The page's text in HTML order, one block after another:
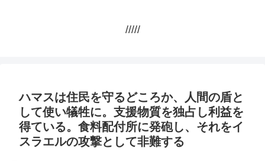
/////
ハマスは住民を守るどころか、人間の盾と
して使い犠牲に。支援物質を独占し利益を
得ている。食料配付所に発砲し、それをイ
スラエルの攻撃として非難する